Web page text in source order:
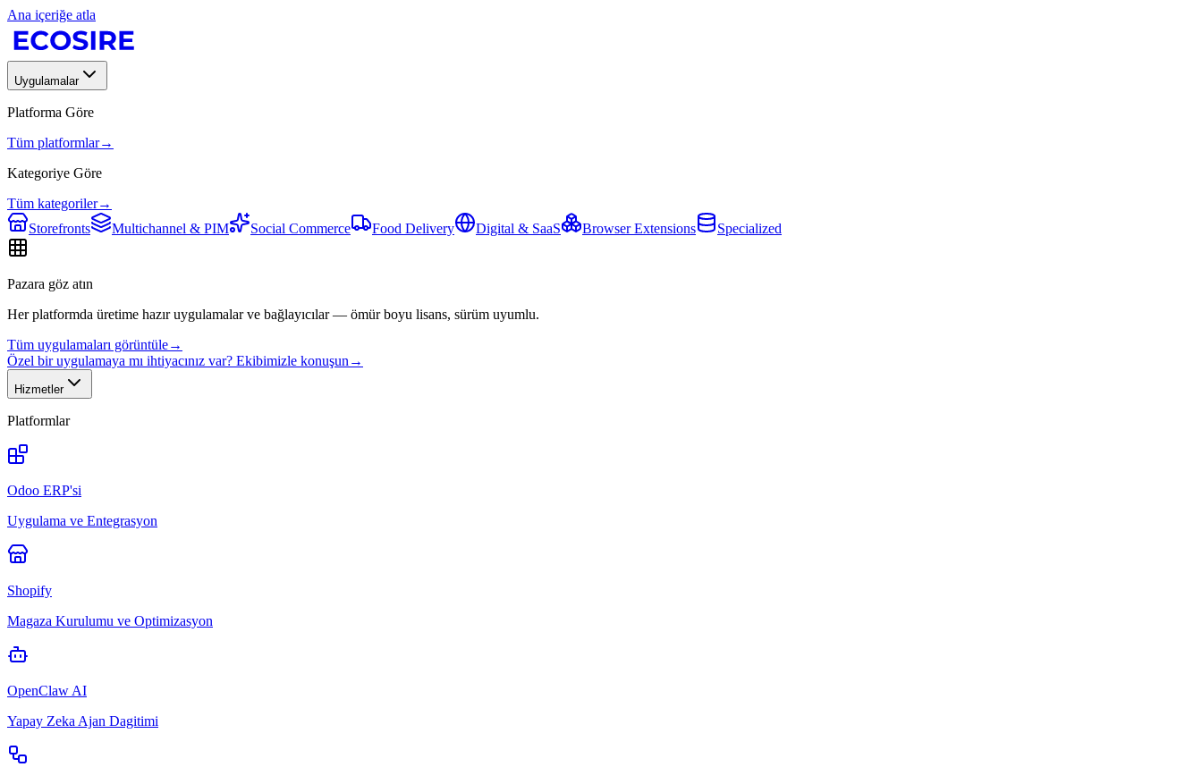
Ana içeriğe atla
Uygulamalar
Platforma Göre
Tüm platformlar→
Kategoriye Göre
Tüm kategoriler→
Storefronts
Multichannel & PIM Social Commerce Food Delivery Digital & SaaS Browser Extensions Specialized
Pazara göz atın
Her platformda üretime hazır uygulamalar ve bağlayıcılar — ömür boyu lisans, sürüm uyumlu.
Tüm uygulamaları görüntüle→
Özel bir uygulamaya mı ihtiyacınız var? Ekibimizle konuşun →
Hizmetler
Platformlar
Odoo ERP'si
Uygulama ve Entegrasyon
Shopify
Magaza Kurulumu ve Optimizasyon
OpenClaw AI
Yapay Zeka Ajan Dagitimi